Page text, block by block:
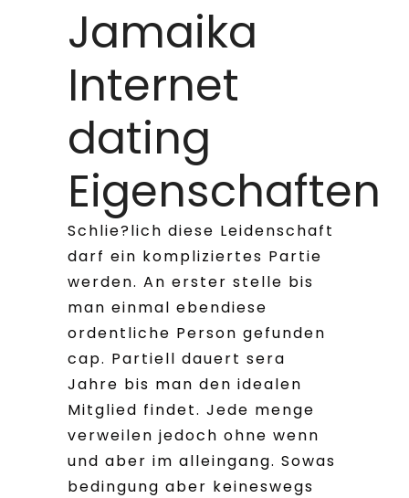
Jamaika
Internet
dating
Eigenschaften
Schlie?lich diese Leidenschaft
darf ein kompliziertes Partie
werden. An erster stelle bis
man einmal ebendiese
ordentliche Person gefunden
cap. Partiell dauert sera
Jahre bis man den idealen
Mitglied findet. Jede menge
verweilen jedoch ohne wenn
und aber im alleingang. Sowas
bedingung aber keineswegs